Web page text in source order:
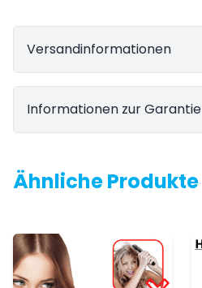
Versandinformationen
Informationen zur Garantie
Ähnliche Produkte